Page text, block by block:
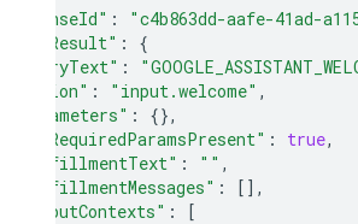
"responseId" : "c4b863dd-aafe-41ad-
"queryResult" :
{
"queryText" :
"action" : "input.welcome" ,
"parameters" :
{},
"allRequiredParamsPresent" : true,
"fulfillmentText" : "" ,
"fulfillmentMessages" :
[],
"outputContexts" :
[